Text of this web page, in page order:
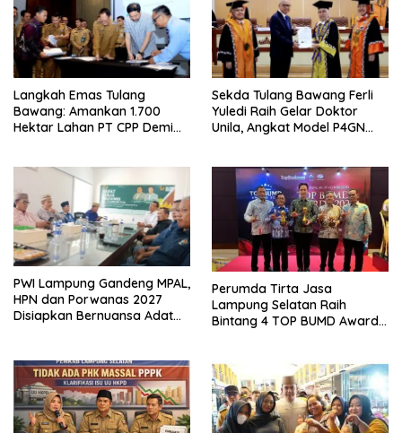
Langkah Emas Tulang
Bawang: Amankan 1.700
Hektar Lahan PT CPP Demi
Sekda Tulang Bawang Ferli
Yuledi Raih Gelar Doktor
Unila, Angkat Model P4GN
PWI Lampung Gandeng MPAL,
HPN dan Porwanas 2027
Disiapkan Bernuansa Adat
Perumda Tirta Jasa
Lampung Selatan Raih
Bintang 4 TOP BUMD Awards